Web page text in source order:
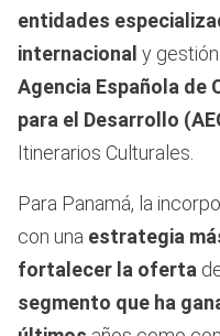
entidades
internacional y
Agencia Española de
para el Desarrollo
Itinerarios Culturales.
Para Panamá, la
con una estrategia
fortalecer la oferta
segmento que ha